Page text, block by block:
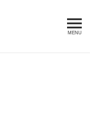
MENU